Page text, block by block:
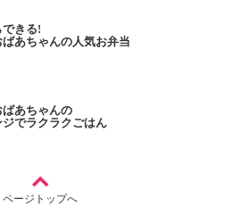
できる!
あちゃんの人気お弁当
あちゃんの
ジでラクラクごはん
ページトップへ